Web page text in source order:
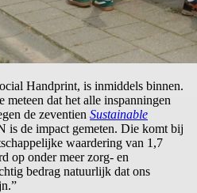
Handprint, is inmiddels binnen.
meteen dat het alle inspanningen
de zeventien Sustainable
is de impact gemeten. Die komt bij
waardering van 1,7
op onder meer zorg- en
bedrag natuurlijk dat ons